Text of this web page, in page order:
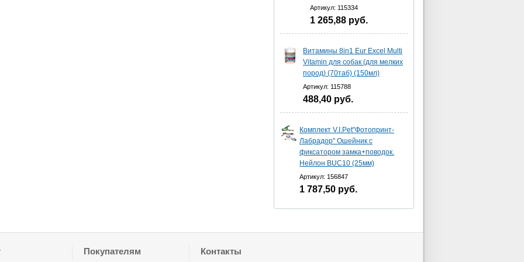
Артикул: 115334
1 265,88 руб.
Витамины 8in1 Eur Excel Multi
Vitamin для собак (для мелких
пород) (70таб) (150мл)
Артикул: 115788
488,40 руб.
Комплект V.I.Pet"Фотопринт-
Лабрадор" Ошейник с
фиксатором замка+поводок.
Нейлон BUC10 (25мм)
Артикул: 156847
1 787,50 руб.
Покупателям Контакты